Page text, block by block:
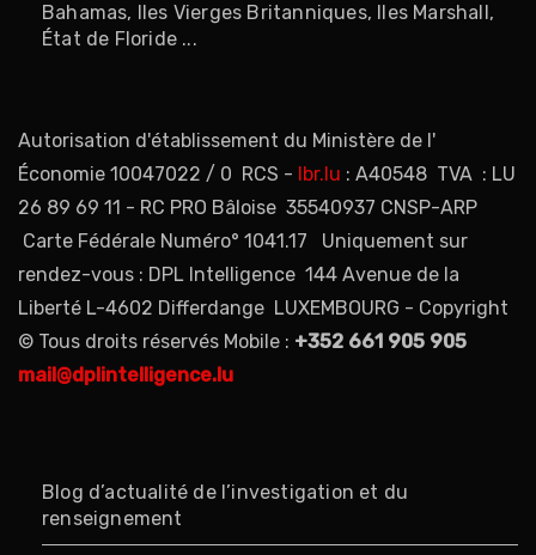
Bahamas, Iles Vierges Britanniques, Iles Marshall,
État de Floride ...
Autorisation d'établissement du Ministère de l'
Économie 10047022 / 0 RCS - lbr.lu : A40548 TVA : LU
26 89 69 11 - RC PRO Bâloise 35540937 CNSP-ARP
Carte Fédérale Numéro° 1041.17 Uniquement sur
rendez-vous : DPL Intelligence 144 Avenue de la
Liberté L-4602 Differdange LUXEMBOURG - Copyright
© Tous droits réservés Mobile : +352 661 905 905
mail@dplintelligence.lu
Blog d’actualité de l’investigation et du
renseignement